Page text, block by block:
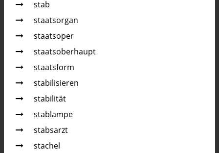
stab
staats­or­gan
staatsoper
staatsoberhaupt
staatsform
stabilisieren
stabilität
stablampe
stabsarzt
stachel